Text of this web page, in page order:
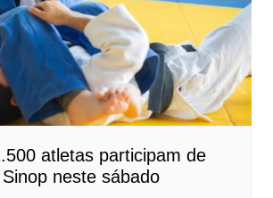
atletas participam de
neste sábado